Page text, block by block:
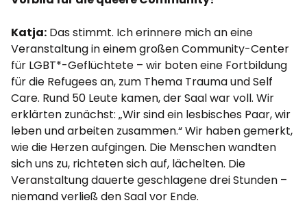
Katja: Das stimmt. Ich erinnere mich an eine
Veranstaltung in einem großen Community-Center
für LGBT*-Geflüchtete – wir boten eine Fortbildung
für die Refugees an, zum Thema Trauma und Self
Care. Rund 50 Leute kamen, der Saal war voll. Wir
erklärten zunächst: „Wir sind ein lesbisches Paar, wir
leben und arbeiten zusammen.“ Wir haben gemerkt,
wie die Herzen aufgingen. Die Menschen wandten
sich uns zu, richteten sich auf, lächelten. Die
Veranstaltung dauerte geschlagene drei Stunden –
niemand verließ den Saal vor Ende.